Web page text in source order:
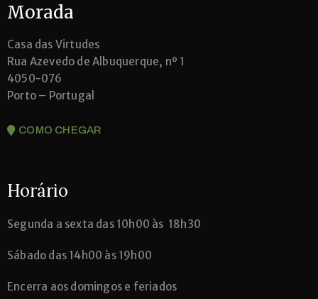
Morada
Casa das Virtudes
Rua Azevedo de Albuquerque, nº 1
4050-076
Porto – Portugal
COMO CHEGAR
Horário
Segunda a sexta das 10h00 às 18h30
Sábado das 14h00 às 19h00
Encerra aos domingos e feriados